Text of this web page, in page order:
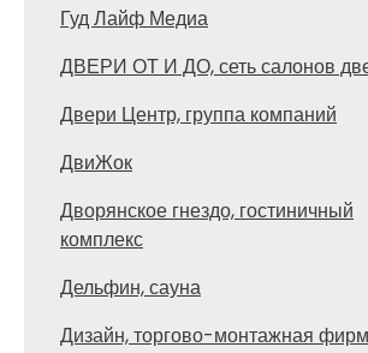
Гуд Лайф Медиа
ДВЕРИ ОТ И ДО, сеть салонов
Двери Центр, группа компаний
ДвиЖок
Дворянское гнездо, гостиничный
комплекс
Дельфин, сауна
Дизайн, торгово-монтажная